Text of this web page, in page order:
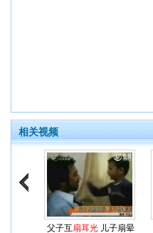
相关视频
父子互扇耳光儿子扇晕